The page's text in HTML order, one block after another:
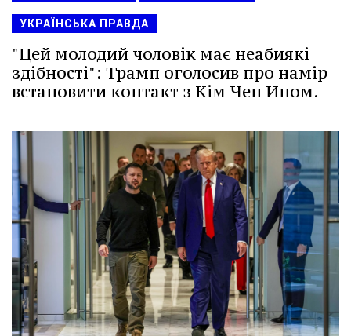
УКРАЇНСЬКА ПРАВДА
"Цей молодий чоловік має неабиякі
здібності": Трамп оголосив про намір
встановити контакт з Кім Чен Ином.